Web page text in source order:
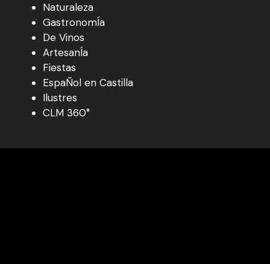
Naturaleza
GastronomÍa
De Vinos
ArtesanÍa
Fiestas
EspaÑol en Castilla
Ilustres
CLM 360°